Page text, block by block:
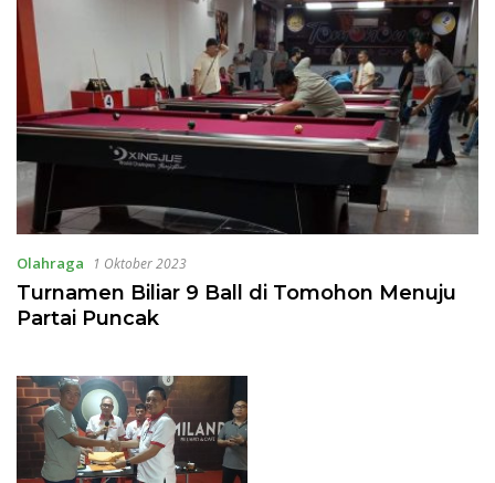
Olahraga 1 Oktober 2023
Turnamen Biliar 9 Ball di Tomohon Menuju
Partai Puncak